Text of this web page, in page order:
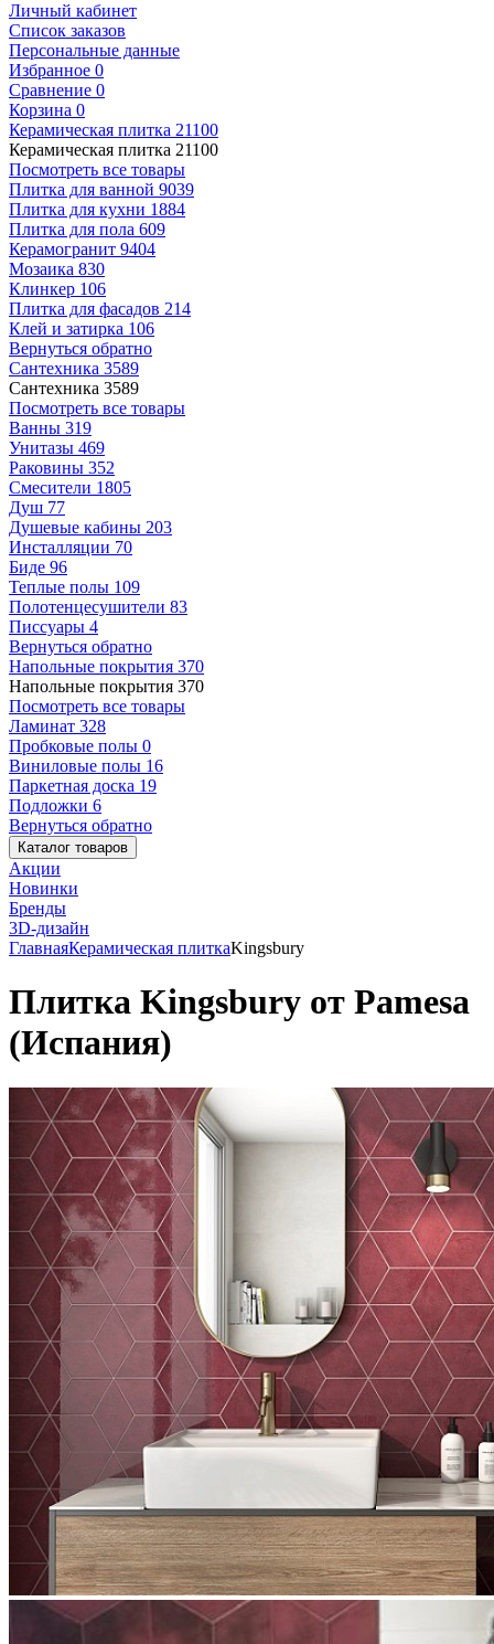
Личный кабинет
Список заказов
Персональные данные
Избранное 0
Сравнение 0
Корзина 0
Керамическая плитка 21100
Керамическая плитка 21100
Посмотреть все товары
Плитка для ванной 9039
Плитка для кухни 1884
Плитка для пола 609
Керамогранит 9404
Мозаика 830
Клинкер 106
Плитка для фасадов 214
Клей и затирка 106
Вернуться обратно
Сантехника 3589
Сантехника 3589
Посмотреть все товары
Ванны 319
Унитазы 469
Раковины 352
Смесители 1805
Душ 77
Душевые кабины 203
Инсталляции 70
Биде 96
Теплые полы 109
Полотенцесушители 83
Писсуары 4
Вернуться обратно
Напольные покрытия 370
Напольные покрытия 370
Посмотреть все товары
Ламинат 328
Пробковые полы 0
Виниловые полы 16
Паркетная доска 19
Подложки 6
Вернуться обратно
Каталог товаров
Акции
Новинки
Бренды
3D-дизайн
ГлавнаяКерамическая плиткаKingsbury
Плитка Kingsbury от Pamesa
(Испания)